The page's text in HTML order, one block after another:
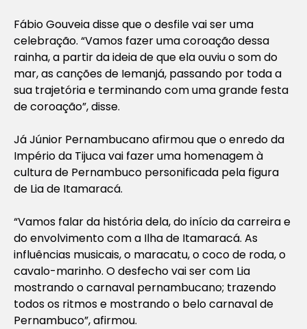
Fábio Gouveia disse que o desfile vai ser uma
celebração. “Vamos fazer uma coroação dessa
rainha, a partir da ideia de que ela ouviu o som do
mar, as canções de Iemanjá, passando por toda a
sua trajetória e terminando com uma grande festa
de coroação”, disse.
Já Júnior Pernambucano afirmou que o enredo da
Império da Tijuca vai fazer uma homenagem à
cultura de Pernambuco personificada pela figura
de Lia de Itamaracá.
“Vamos falar da história dela, do início da carreira e
do envolvimento com a Ilha de Itamaracá. As
influências musicais, o maracatu, o coco de roda, o
cavalo-marinho. O desfecho vai ser com Lia
mostrando o carnaval pernambucano; trazendo
todos os ritmos e mostrando o belo carnaval de
Pernambuco”, afirmou.